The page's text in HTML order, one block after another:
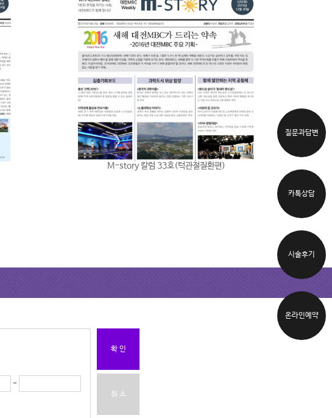
M-story 칼럼 33호(턱관절질환편)
-
확 인
취 소
질문과답변
카톡상담
시술후기
온라인예약